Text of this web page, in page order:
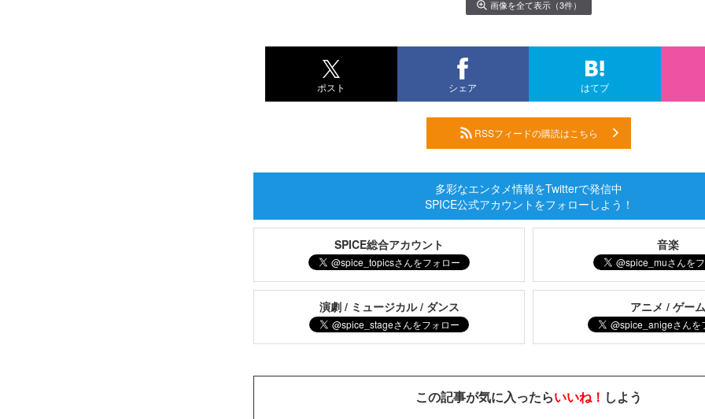
画像を全て表示（3件）
ポスト シェア はてブ
RSSフィードの購読はこちら
多彩なエンタメ情報をTwitterで発信中
SPICE公式アカウントをフォローしよう！
SPICE総合アカウント 音楽
演劇 / ミュージカル / ダンス アニメ / ゲー
この記事が気に入ったらいいね！ しよう